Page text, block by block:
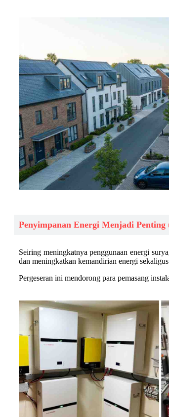
Penyimpanan Energi Menjadi Penting
Seiring meningkatnya penggunaan energi
dan meningkatkan kemandirian energi
Pergeseran ini mendorong para pemasang